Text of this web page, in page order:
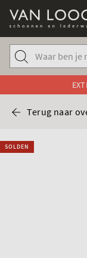
Terug naar
SOLDEN